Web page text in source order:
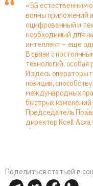
«5G естественным
волны приложений и
оцифрованный и
необходимый для
интеллект – еще
В связи с
технологий, особая
И здесь операторы
позиции,
международных
быстрых
Председатель
директор Kcell
Поделиться статьей в